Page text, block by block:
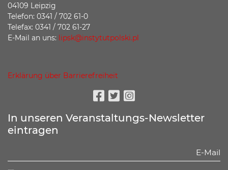
04109 Leipzig
Telefon: 0341 / 702 61-0
Telefax: 0341 / 702 61-27
E-Mail an uns: lipsk@instytutpolski.pl
Erklärung über Barrierefreiheit
Facebook
TwitterInstagram
In unseren Veranstaltungs-Newsletter
eintragen